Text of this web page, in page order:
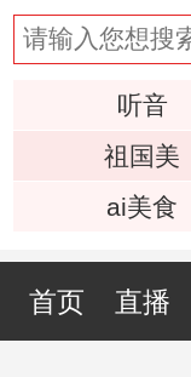
听音
祖国美
ai美食
首页 直播